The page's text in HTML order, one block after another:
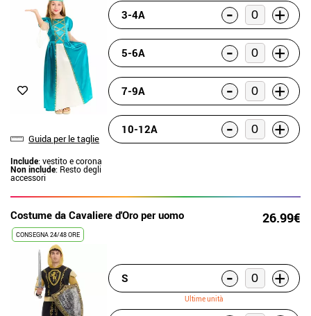
Guida per le taglie
Include: vestito e corona
Non include: Resto degli
accessori
3-4A - +
5-6A - +
7-9A - +
10-12A - +
Costume da Cavaliere d'Oro per uomo 26.99€
CONSEGNA 24/48 ORE
S - +
Ultime unità